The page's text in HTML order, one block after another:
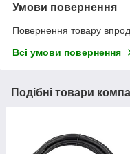
Умови повернення
Повернення товару
Всі умови повернення
Подібні товари